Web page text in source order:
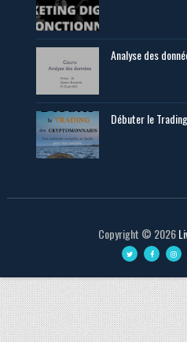
Analyse des
Débuter le
Copyright © 2026